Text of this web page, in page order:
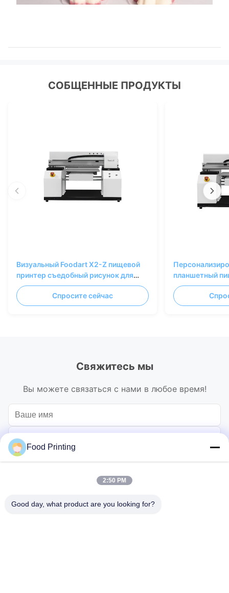
СОБЩЕННЫЕ ПРОДУКТЫ
Визуальный Foodart X2-Z пищевой
принтер съедобный рисунок для
пекарей
Спросите сейчас
планшетный
печати
пекарен
Свяжитесь мы
Вы можете связаться с нами в любое время!
Food Printing
2:50 PM
Good day, what product are you looking for?